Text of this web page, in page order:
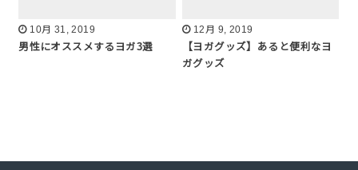
10月 31, 2019
男性にオススメするヨガ3選
12月 9, 2019
【ヨガグッズ】あると便利なヨ
ガグッズ